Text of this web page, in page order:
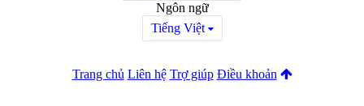
Ngôn ngữ
Tiếng Việt
Trang chủ Liên hệ Trợ giúp Điều khoản